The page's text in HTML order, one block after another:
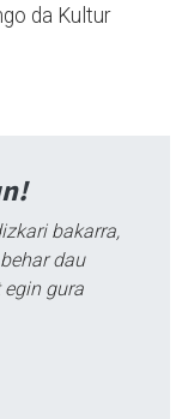
da Kultur
bakarra,
dau
egin gura